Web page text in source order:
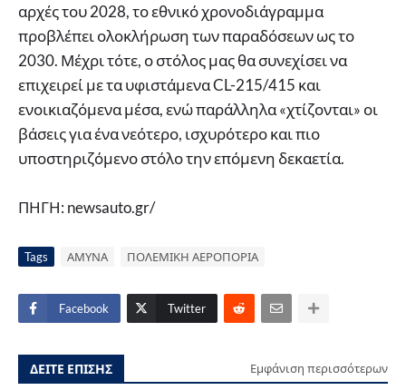
αρχές του 2028, το εθνικό χρονοδιάγραμμα
προβλέπει ολοκλήρωση των παραδόσεων ως το
2030. Μέχρι τότε, ο στόλος μας θα συνεχίσει να
επιχειρεί με τα υφιστάμενα CL-215/415 και
ενοικιαζόμενα μέσα, ενώ παράλληλα «χτίζονται» οι
βάσεις για ένα νεότερο, ισχυρότερο και πιο
υποστηριζόμενο στόλο την επόμενη δεκαετία.
ΠΗΓΗ: newsauto.gr/
Tags ΑΜΥΝΑ ΠΟΛΕΜΙΚΗ ΑΕΡΟΠΟΡΙΑ
Facebook Twitter
ΔΕΙΤΕ ΕΠΙΣΗΣ Εμφάνιση περισσότερων